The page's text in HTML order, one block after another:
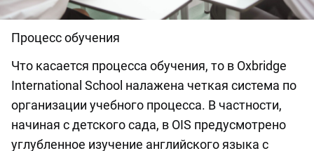
Процесс обучения
Что касается процесса обучения, то в Oxbridge
International School налажена четкая система по
организации учебного процесса. В частности,
начиная с детского сада, в OIS предусмотрено
углубленное изучение английского языка с